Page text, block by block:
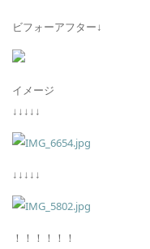
ビフォーアフター↓
イメージ
↓↓↓↓↓
↓↓↓↓↓
！！！！！！